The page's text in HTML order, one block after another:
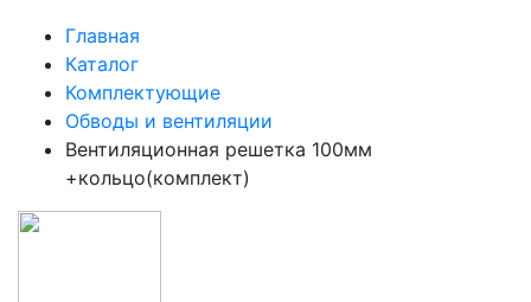
Главная
Каталог
Комплектующие
Обводы и вентиляции
Вентиляционная решетка 100мм
+кольцо(комплект)